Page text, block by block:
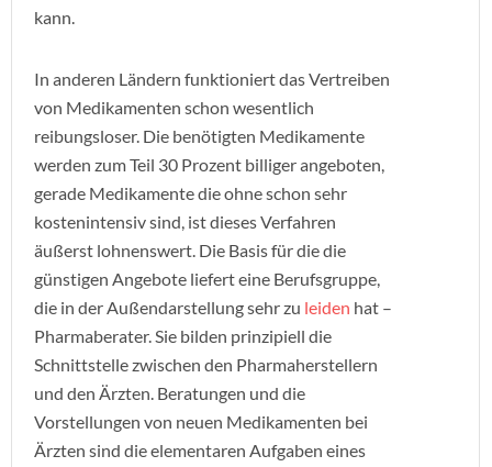
kann.
In anderen Ländern funktioniert das Vertreiben
von Medikamenten schon wesentlich
reibungsloser. Die benötigten Medikamente
werden zum Teil 30 Prozent billiger angeboten,
gerade Medikamente die ohne schon sehr
kostenintensiv sind, ist dieses Verfahren
äußerst lohnenswert. Die Basis für die die
günstigen Angebote liefert eine Berufsgruppe,
die in der Außendarstellung sehr zu leiden hat –
Pharmaberater. Sie bilden prinzipiell die
Schnittstelle zwischen den Pharmaherstellern
und den Ärzten. Beratungen und die
Vorstellungen von neuen Medikamenten bei
Ärzten sind die elementaren Aufgaben eines